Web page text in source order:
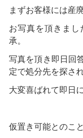
まずお客様には産
お写真を頂きまし
承。
写真を頂き即日回
定で処分先を探さ
大変喜ばれて即日
仮置き可能とのこ